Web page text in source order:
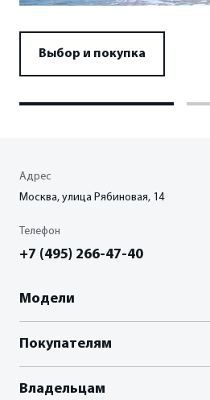
Кредитные программы
Выбор и покупка
Адрес
Москва, улица Рябиновая, 14
Телефон
+7 (495) 266-47-40
Модели
Палассо
Покупателям
Пройти тест-драйв
Владельцам